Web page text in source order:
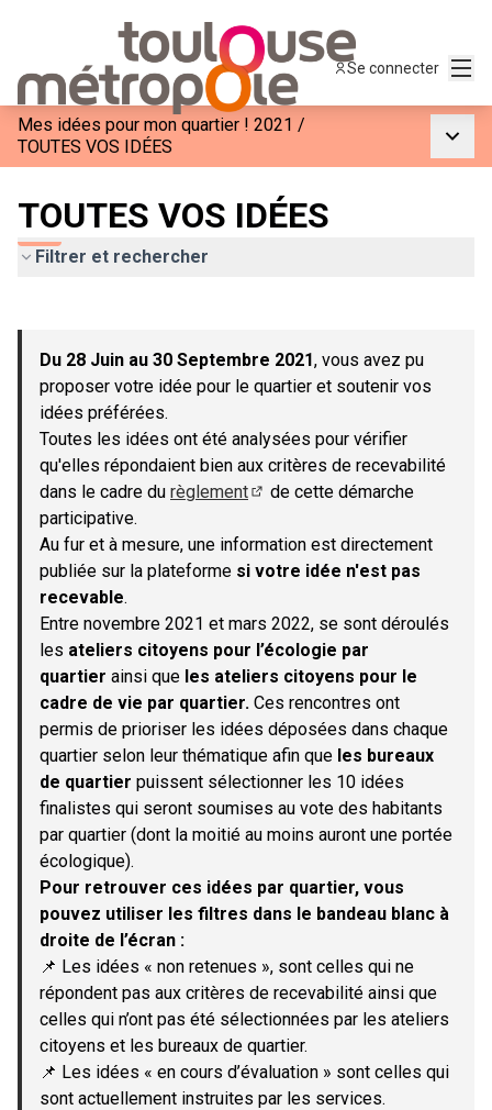
Se connecter
Mes idées pour mon quartier ! 2021 /
TOUTES VOS IDÉES
TOUTES VOS IDÉES
Filtrer et rechercher
−
Du 28 Juin au 30 Septembre 2021, vous avez pu
proposer votre idée pour le quartier et soutenir vos
idées préférées.
Toutes les idées ont été analysées pour vérifier
qu'elles répondaient bien aux critères de recevabilité
dans le cadre du règlement
de cette démarche
participative.
Au fur et à mesure, une information est directement
publiée sur la plateforme si votre idée n'est pas
recevable.
Entre novembre 2021 et mars 2022, se sont déroulés
les ateliers citoyens pour l’écologie par
quartier ainsi que les ateliers citoyens pour le
cadre de vie par quartier. Ces rencontres ont
permis de prioriser les idées déposées dans chaque
quartier selon leur thématique afin que les bureaux
de quartier puissent sélectionner les 10 idées
finalistes qui seront soumises au vote des habitants
par quartier (dont la moitié au moins auront une portée
écologique).
Pour retrouver ces idées par quartier, vous
pouvez utiliser les filtres dans le bandeau blanc à
droite de l’écran :
📌 Les idées « non retenues », sont celles qui ne
répondent pas aux critères de recevabilité ainsi que
celles qui n’ont pas été sélectionnées par les ateliers
citoyens et les bureaux de quartier.
📌 Les idées « en cours d’évaluation » sont celles qui
sont actuellement instruites par les services.